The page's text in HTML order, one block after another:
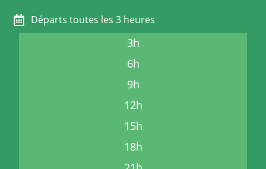
Départs toutes les 3 heures
3h
6h
9h
12h
15h
18h